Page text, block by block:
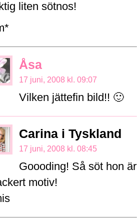
liten sötnos!
Åsa
17 juni, 2008 kl. 09:07
Vilken jättefin bild!! 🙂
Carina i Tyskland
17 juni, 2008 kl. 08:45
Goooding! Så söt hon
motiv!